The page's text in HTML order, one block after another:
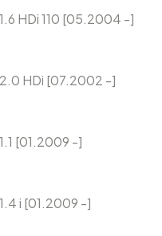
HDi 110 [05.2004 -]
HDi [07.2002 -]
[01.2009 -]
i [01.2009 -]